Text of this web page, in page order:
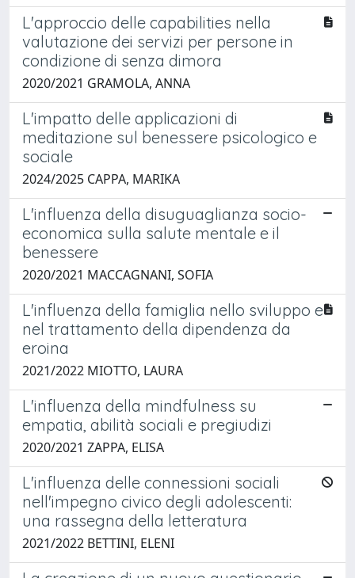
L'approccio delle capabilities nella
valutazione dei servizi per persone in
condizione di senza dimora
2020/2021 GRAMOLA, ANNA
L'impatto delle applicazioni di
meditazione sul benessere psicologico e
sociale
2024/2025 CAPPA, MARIKA
L'influenza della disuguaglianza socio-
economica sulla salute mentale e il
benessere
2020/2021 MACCAGNANI, SOFIA
L'influenza della famiglia nello sviluppo e
nel trattamento della dipendenza da
eroina
2021/2022 MIOTTO, LAURA
L'influenza della mindfulness su
empatia, abilità sociali e pregiudizi
2020/2021 ZAPPA, ELISA
L'influenza delle connessioni sociali
nell'impegno civico degli adolescenti:
una rassegna della letteratura
2021/2022 BETTINI, ELENI